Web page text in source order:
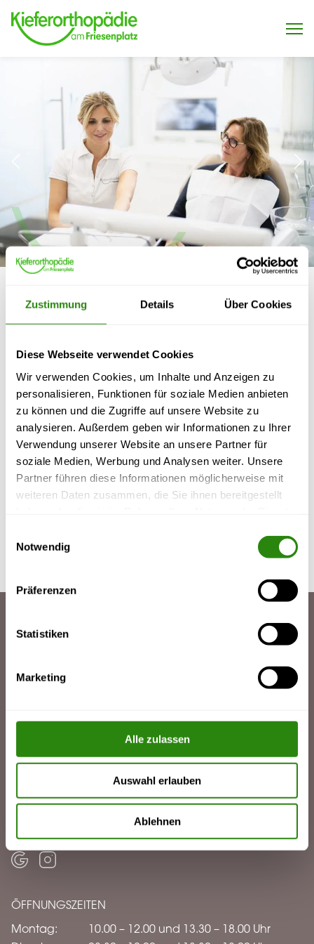
Zustimmung Details Über Cookies
Diese Webseite verwendet Cookies
Wir verwenden Cookies, um Inhalte und Anzeigen zu
personalisieren, Funktionen für soziale Medien anbieten
zu können und die Zugriffe auf unsere Website zu
analysieren. Außerdem geben wir Informationen zu Ihrer
Verwendung unserer Website an unsere Partner für
soziale Medien, Werbung und Analysen weiter. Unsere
Partner führen diese Informationen möglicherweise mit
weiteren Daten zusammen, die Sie ihnen bereitgestellt
Notwendig
Präferenzen
Statistiken
Marketing
Alle zulassen
Auswahl erlauben
Ablehnen
Menu öffnen / schließen
SPORTMUNDSCHUTZ
Viele Sportarten wie Kampfsport, Hockey oder Football
erfordern einen professionellen Schutz des Mundes
und besonders der Zähne. Ihre KFO Köln bietet den
idealen Schutz für Ihr Gebiss – individuell angepasst
und hocheffektiv.
Ihr individueller Sportmundschutz wird an die
anatomischen Gegebenheiten Ihres Kiefers angepasst
beim Sport optimal geschützt und voll leistungsfähig.
50672 Köln
Telefon:
0221 2582522
ÖFFNUNGSZEITEN
Montag:
10.00 – 12.00 und 13.30 – 18.00 Uhr